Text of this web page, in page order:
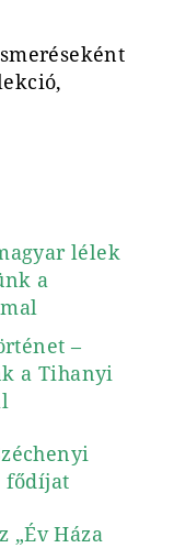
lélek
a
–
a Tihanyi
fődíjat
„Év Háza